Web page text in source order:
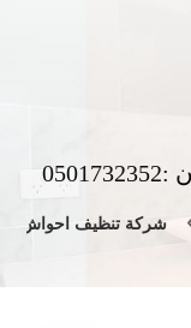
شركة تنظيف احواش في عجمان